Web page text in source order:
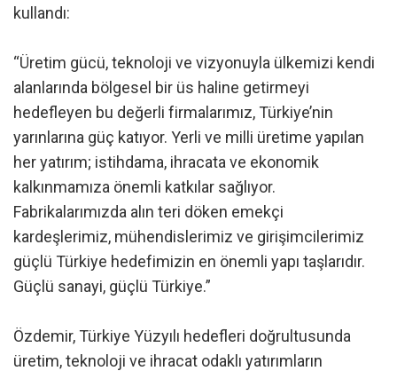
kullandı:
“Üretim gücü, teknoloji ve vizyonuyla ülkemizi kendi
alanlarında bölgesel bir üs haline getirmeyi
hedefleyen bu değerli firmalarımız, Türkiye’nin
yarınlarına güç katıyor. Yerli ve milli üretime yapılan
her yatırım; istihdama, ihracata ve ekonomik
kalkınmamıza önemli katkılar sağlıyor.
Fabrikalarımızda alın teri döken emekçi
kardeşlerimiz, mühendislerimiz ve girişimcilerimiz
güçlü Türkiye hedefimizin en önemli yapı taşlarıdır.
Güçlü sanayi, güçlü Türkiye.”
Özdemir, Türkiye Yüzyılı hedefleri doğrultusunda
üretim, teknoloji ve ihracat odaklı yatırımların